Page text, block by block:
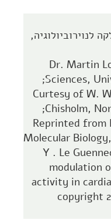
לנוירוביולוגיה,
Dr. Martin
Sciences,
;
Curtesy of W.
Chisholm,
;
Reprinted from
Molecular
Y . Le
modulation
activity in
copyright